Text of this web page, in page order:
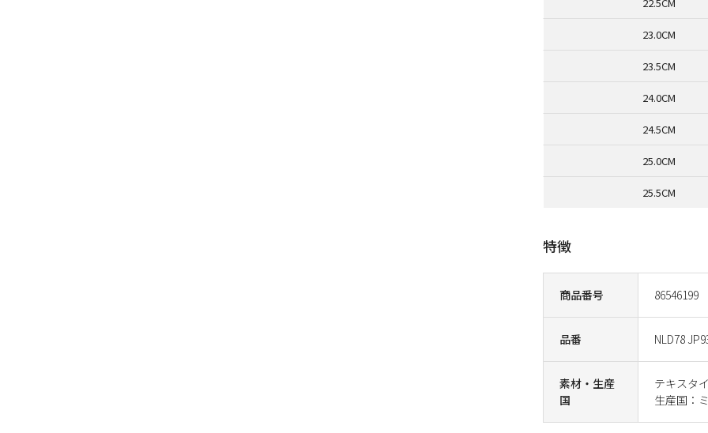
商品番号 86546199
品番 NLD78
素材・生産
国
テキスタ
生産国：
特徴
23.0CM
23.5CM
24.0CM
24.5CM
25.0CM
25.5CM